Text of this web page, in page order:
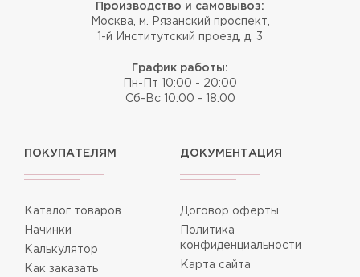
Производство и самовывоз:
Москва, м. Рязанский проспект,
1-й Институтский проезд, д. 3
График работы:
Пн-Пт 10:00 - 20:00
Сб-Вс 10:00 - 18:00
ПОКУПАТЕЛЯМ
Каталог товаров
Начинки
Калькулятор
Как заказать
ДОКУМЕНТАЦИЯ
Договор оферты
Политика
конфиденциальности
Карта сайта